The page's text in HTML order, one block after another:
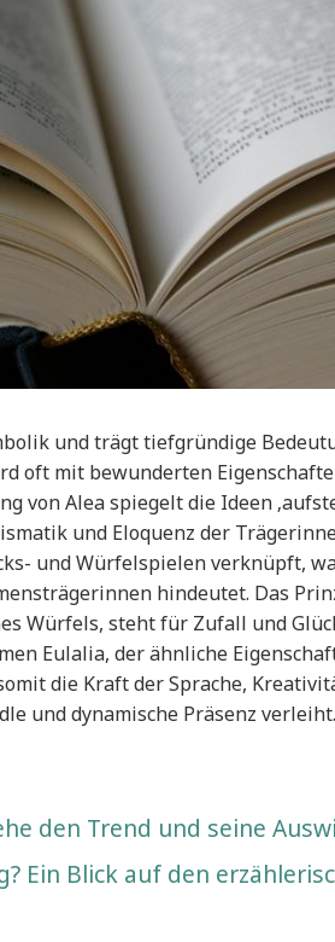
und trägt tiefgründige
oft mit bewunderten
von Alea spiegelt die Ideen
und Eloquenz der
und Würfelspielen verknüpft,
hindeutet. Das
Würfels, steht für Zufall und
Eulalia, der ähnliche
die Kraft der Sprache,
und dynamische Präsenz verleiht.
den Trend und seine
Ein Blick auf den